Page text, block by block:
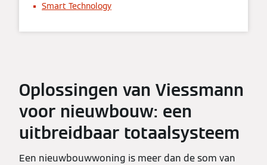
Smart Technology
Oplossingen van Viessmann
voor nieuwbouw: een
uitbreidbaar totaalsysteem
Een nieuwbouwwoning is meer dan de som van